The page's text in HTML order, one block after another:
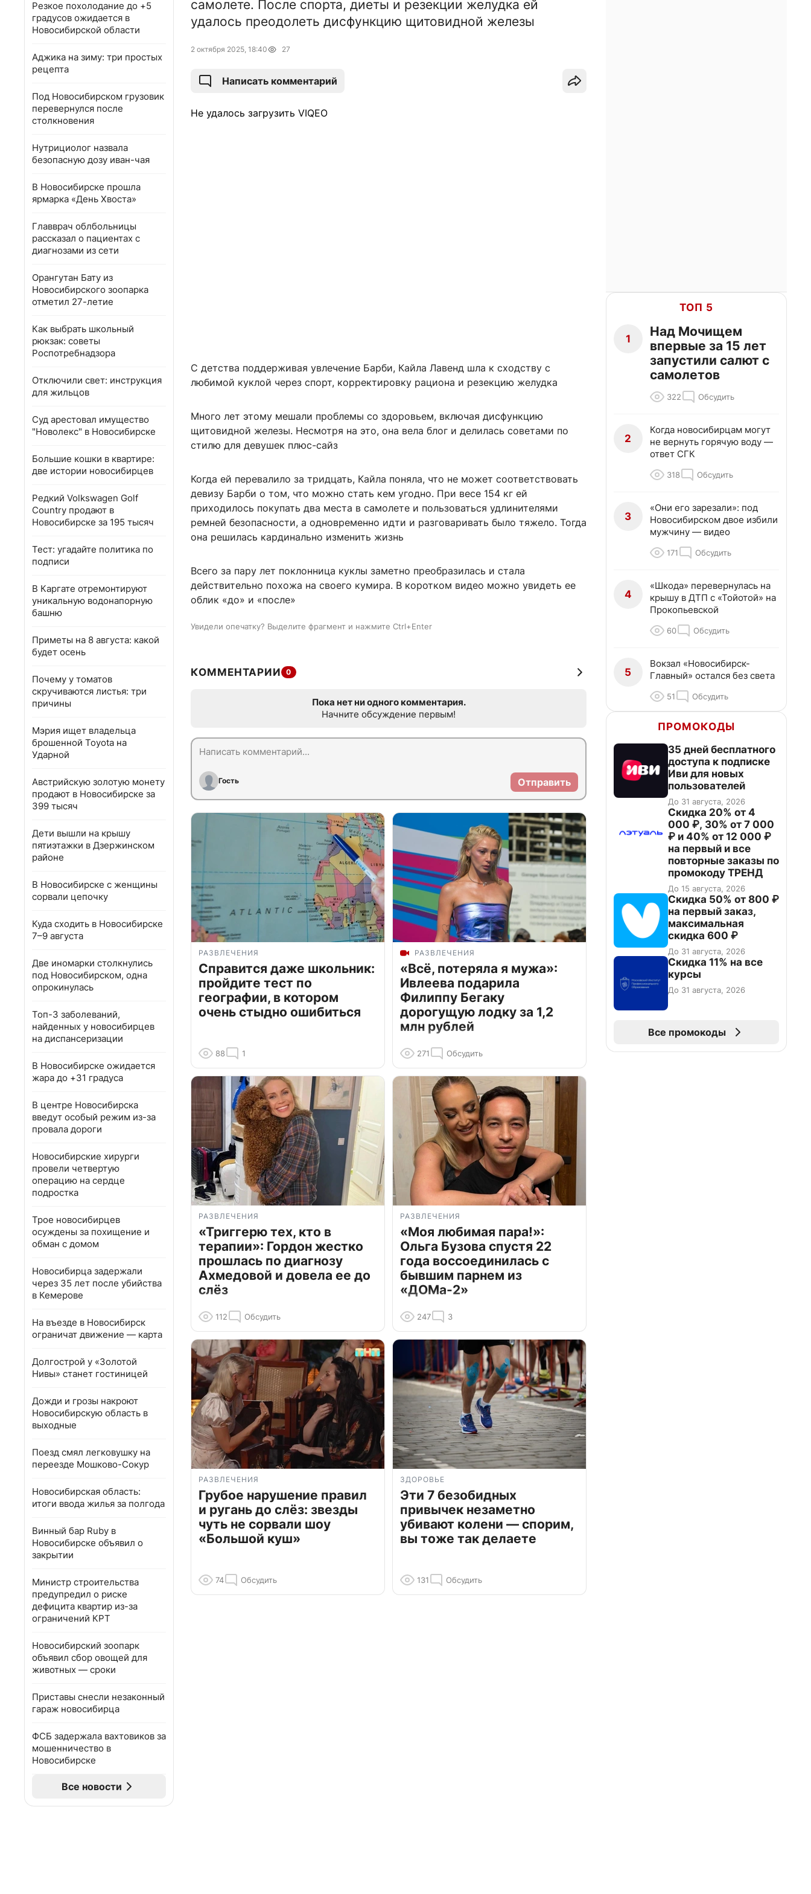
Резкое похолодание до +5
градусов ожидается в
Новосибирской области
Аджика на зиму: три простых
рецепта
Под Новосибирском грузовик
перевернулся после
столкновения
Нутрициолог назвала
безопасную дозу иван-чая
В Новосибирске прошла
ярмарка «День Хвоста»
Главврач облбольницы
рассказал о пациентах с
диагнозами из сети
Орангутан Бату из
Новосибирского зоопарка
отметил 27-летие
Как выбрать школьный
рюкзак: советы
Роспотребнадзора
Отключили свет: инструкция
для жильцов
Суд арестовал имущество
"Новолекс" в Новосибирске
Большие кошки в квартире:
две истории новосибирцев
Редкий Volkswagen Golf
Country продают в
Новосибирске за 195 тысяч
Тест: угадайте политика по
подписи
В Каргате отремонтируют
уникальную водонапорную
башню
Приметы на 8 августа: какой
будет осень
Почему у томатов
скручиваются листья: три
причины
Мэрия ищет владельца
брошенной Toyota на
Ударной
Австрийскую золотую монету
продают в Новосибирске за
399 тысяч
Дети вышли на крышу
пятиэтажки в Дзержинском
районе
В Новосибирске с женщины
сорвали цепочку
Куда сходить в Новосибирске
7–9 августа
Две иномарки столкнулись
под Новосибирском, одна
опрокинулась
Топ-3 заболеваний,
найденных у новосибирцев
на диспансеризации
В Новосибирске ожидается
жара до +31 градуса
В центре Новосибирска
введут особый режим из-за
провала дороги
Новосибирские хирурги
провели четвертую
операцию на сердце
подростка
Трое новосибирцев
осуждены за похищение и
обман с домом
Новосибирца задержали
через 35 лет после убийства
в Кемерове
На въезде в Новосибирск
ограничат движение — карта
Долгострой у «Золотой
Нивы» станет гостиницей
Дожди и грозы накроют
Новосибирскую область в
выходные
Поезд смял легковушку на
переезде Мошково-Сокур
Новосибирская область:
итоги ввода жилья за полгода
Винный бар Ruby в
Новосибирске объявил о
закрытии
Министр строительства
предупредил о риске
дефицита квартир из-за
ограничений КРТ
Новосибирский зоопарк
объявил сбор овощей для
животных — сроки
Приставы снесли незаконный
гараж новосибирца
ФСБ задержала вахтовиков за
мошенничество в
Новосибирске
Все новости
самолете. После спорта, диеты и резекции желудка ей
удалось преодолеть дисфункцию щитовидной железы
2 октября 2025, 18:40 27
Написать комментарий
Не удалось загрузить VIQEO
С детства поддерживая увлечение Барби, Кайла Лавенд шла к сходству с
любимой куклой через спорт, корректировку рациона и резекцию желудка
Много лет этому мешали проблемы со здоровьем, включая дисфункцию
щитовидной железы. Несмотря на это, она вела блог и делилась советами по
стилю для девушек плюс-сайз
Когда ей перевалило за тридцать, Кайла поняла, что не может соответствовать
девизу Барби о том, что можно стать кем угодно. При весе 154 кг ей
приходилось покупать два места в самолете и пользоваться удлинителями
ремней безопасности, а одновременно идти и разговаривать было тяжело. Тогда
она решилась кардинально изменить жизнь
Всего за пару лет поклонница куклы заметно преобразилась и стала
действительно похожа на своего кумира. В коротком видео можно увидеть ее
облик «до» и «после»
Увидели опечатку? Выделите фрагмент и нажмите Ctrl+Enter
КОММЕНТАРИИ 0
Пока нет ни одного комментария.
Начните обсуждение первым!
Гость Отправить
РАЗВЛЕЧЕНИЯ
Справится даже школьник:
пройдите тест по
географии, в котором
очень стыдно ошибиться
88 1
РАЗВЛЕЧЕНИЯ
«Всё, потеряла я мужа»:
Ивлеева подарила
Филиппу Бегаку
дорогущую лодку за 1,2
млн рублей
271 Обсудить
РАЗВЛЕЧЕНИЯ
«Триггерю тех, кто в
терапии»: Гордон жестко
прошлась по диагнозу
Ахмедовой и довела ее до
слёз
112 Обсудить
РАЗВЛЕЧЕНИЯ
«Моя любимая пара!»:
Ольга Бузова спустя 22
года воссоединилась с
бывшим парнем из
«ДОМа-2»
247 3
РАЗВЛЕЧЕНИЯ
Грубое нарушение правил
и ругань до слёз: звезды
чуть не сорвали шоу
«Большой куш»
74 Обсудить
ЗДОРОВЬЕ
Эти 7 безобидных
привычек незаметно
убивают колени — спорим,
вы тоже так делаете
131 Обсудить
ТОП 5
1
Над Мочищем
впервые за 15 лет
запустили салют с
самолетов
322 Обсудить
2
Когда новосибирцам могут
не вернуть горячую воду —
ответ СГК
318 Обсудить
3
«Они его зарезали»: под
Новосибирском двое избили
мужчину — видео
171 Обсудить
4
«Шкода» перевернулась на
крышу в ДТП с «Тойотой» на
Прокопьевской
60 Обсудить
5
Вокзал «Новосибирск-
Главный» остался без света
51 Обсудить
ПРОМОКОДЫ
35 дней бесплатного
доступа к подписке
Иви для новых
пользователей
До 31 августа, 2026
Скидка 20% от 4
000 ₽, 30% от 7 000
₽ и 40% от 12 000 ₽
на первый и все
повторные заказы по
промокоду ТРЕНД
До 15 августа, 2026
Скидка 50% от 800 ₽
на первый заказ,
максимальная
скидка 600 ₽
До 31 августа, 2026
Скидка 11% на все
курсы
До 31 августа, 2026
Все промокоды